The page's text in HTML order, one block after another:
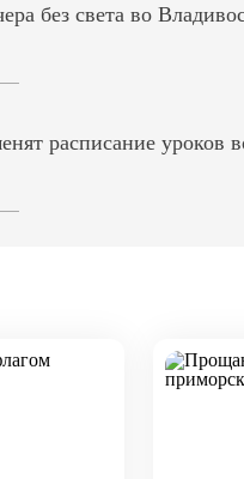
без света во
расписание уроков